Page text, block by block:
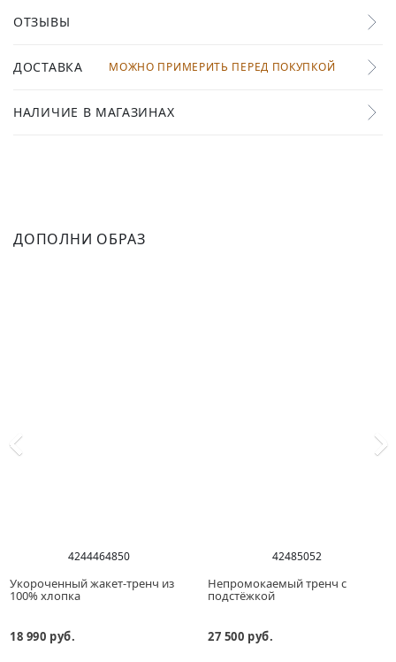
ОТЗЫВЫ
ДОСТАВКА МОЖНО ПРИМЕРИТЬ ПЕРЕД ПОКУПКОЙ
НАЛИЧИЕ В МАГАЗИНАХ
ДОПОЛНИ ОБРАЗ
4244464850
Укороченный жакет-тренч из
100% хлопка
18 990 руб.
42485052
Непромокаемый тренч с
подстёжкой
27 500 руб.